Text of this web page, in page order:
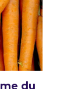
du